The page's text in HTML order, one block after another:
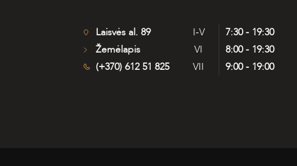
Laisvės al. 89
Žemėlapis
(+370) 612 51 825
I-V
7:30 - 19:30
VI
8:00 - 19:30
VII
9:00 - 19:00